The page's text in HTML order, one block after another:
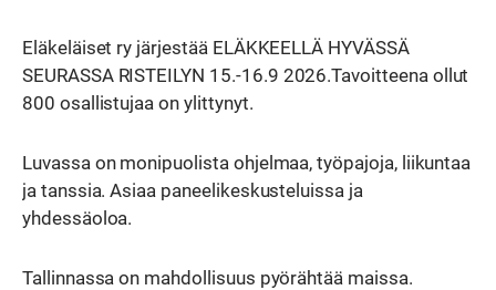
Eläkeläiset ry järjestää ELÄKKEELLÄ HYVÄSSÄ
SEURASSA RISTEILYN 15.-16.9 2026.Tavoitteena ollut
800 osallistujaa on ylittynyt.
Luvassa on monipuolista ohjelmaa, työpajoja, liikuntaa
ja tanssia. Asiaa paneelikeskusteluissa ja
yhdessäoloa.
Tallinnassa on mahdollisuus pyörähtää maissa.